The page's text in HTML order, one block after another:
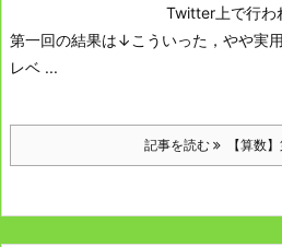
Twitter上で行わ
第一回の結果は↓ こういった，やや実
レベ ...
記事を読む 【算数